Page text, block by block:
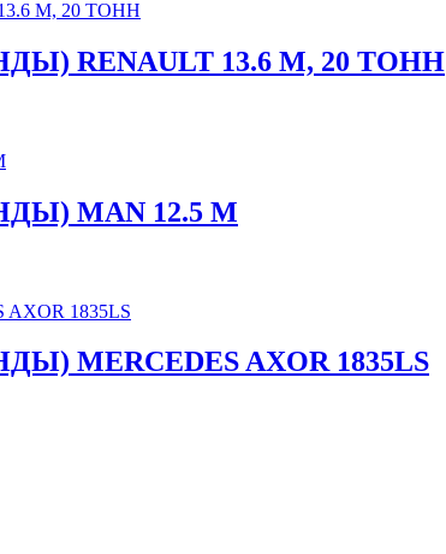
RENAULT 13.6 М, 20 ТОНН
MAN 12.5 М
AXOR 1835LS